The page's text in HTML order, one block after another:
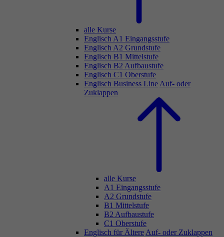
alle Kurse
Englisch A1 Eingangsstufe
Englisch A2 Grundstufe
Englisch B1 Mittelstufe
Englisch B2 Aufbaustufe
Englisch C1 Oberstufe
Englisch Business Line Auf- oder
Zuklappen
alle Kurse
A1 Eingangsstufe
A2 Grundstufe
B1 Mittelstufe
B2 Aufbaustufe
C1 Oberstufe
Englisch für Ältere Auf- oder Zuklappen